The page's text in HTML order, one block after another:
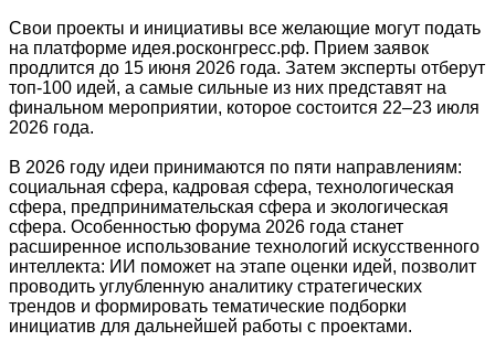
Свои проекты и инициативы все желающие могут подать
на платформе идея.росконгресс.рф. Прием заявок
продлится до 15 июня 2026 года. Затем эксперты отберут
топ-100 идей, а самые сильные из них представят на
финальном мероприятии, которое состоится 22–23 июля
2026 года.
В 2026 году идеи принимаются по пяти направлениям:
социальная сфера, кадровая сфера, технологическая
сфера, предпринимательская сфера и экологическая
сфера. Особенностью форума 2026 года станет
расширенное использование технологий искусственного
интеллекта: ИИ поможет на этапе оценки идей, позволит
проводить углубленную аналитику стратегических
трендов и формировать тематические подборки
инициатив для дальнейшей работы с проектами.